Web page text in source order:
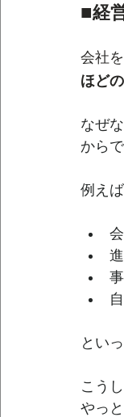
■経
会社
ほど
なぜ
からで
例えば
とい
こう
やっ